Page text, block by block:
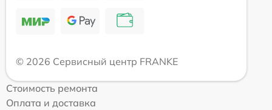
© 2026 Сервисный центр FRANKE
Стоимость ремонта
Оплата и доставка